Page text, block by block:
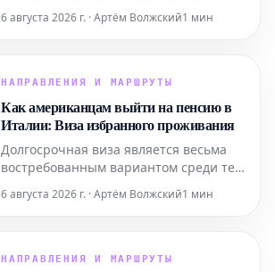
содержит всю необходимую
максимально эффективно
всемирно известной
достопримечательности. Узнайте, как
забронир
6 августа 2026 г. · Артём Волжский1 мин
НАПРАВЛЕНИЯ И МАРШРУТЫ
Как американцам выйти на пенсию в
Италии: Виза избранного проживания
Долгосрочная виза является весьма
востребованным вариантом среди тех,
постоянное жительство. Ниже
6 августа 2026 г. · Артём Волжский1 мин
НАПРАВЛЕНИЯ И МАРШРУТЫ